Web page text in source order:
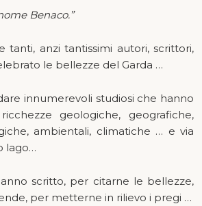
Benaco.”
tanti, anzi tantissimi autori, scrittori,
le bellezze del Garda …
innumerevoli studiosi che hanno
geologiche, geografiche,
ambientali, climatiche … e via
lago…
scritto, per citarne le bellezze,
per metterne in rilievo i pregi …